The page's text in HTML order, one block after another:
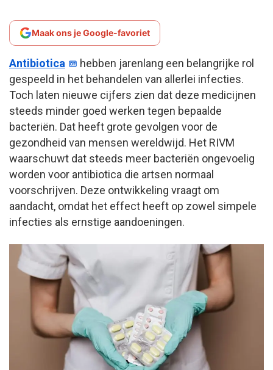
Maak ons je Google-favoriet
Antibiotica
hebben jarenlang een belangrijke rol
gespeeld in het behandelen van allerlei infecties.
Toch laten nieuwe cijfers zien dat deze medicijnen
steeds minder goed werken tegen bepaalde
bacteriën. Dat heeft grote gevolgen voor de
gezondheid van mensen wereldwijd. Het RIVM
waarschuwt dat steeds meer bacteriën ongevoelig
worden voor antibiotica die artsen normaal
voorschrijven. Deze ontwikkeling vraagt om
aandacht, omdat het effect heeft op zowel simpele
infecties als ernstige aandoeningen.